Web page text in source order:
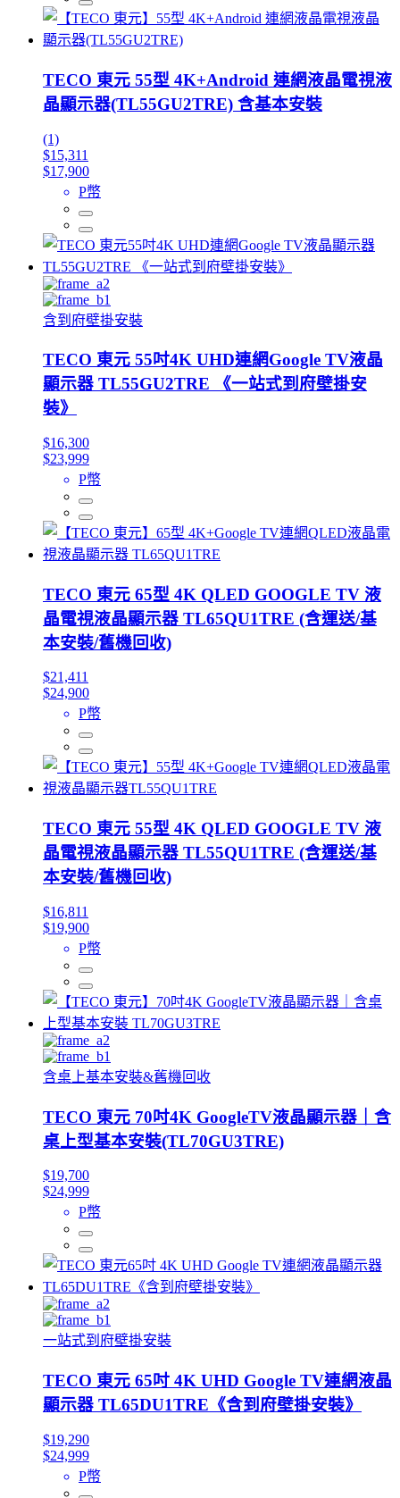
TECO 東元 55型 4K+Android 連網液晶電視液
晶顯示器(TL55GU2TRE) 含基本安裝
(1)
$15,311
$17,900
P幣
含到府壁掛安裝
TECO 東元 55吋4K UHD連網Google TV液晶
顯示器 TL55GU2TRE 《一站式到府壁掛安
裝》
$16,300
$23,999
P幣
TECO 東元 65型 4K QLED GOOGLE TV 液
晶電視液晶顯示器 TL65QU1TRE (含運送/基
本安裝/舊機回收)
$21,411
$24,900
P幣
TECO 東元 55型 4K QLED GOOGLE TV 液
晶電視液晶顯示器 TL55QU1TRE (含運送/基
本安裝/舊機回收)
$16,811
$19,900
P幣
含桌上基本安裝&舊機回收
TECO 東元 70吋4K GoogleTV液晶顯示器｜含
桌上型基本安裝(TL70GU3TRE)
$19,700
$24,999
P幣
一站式到府壁掛安裝
TECO 東元 65吋 4K UHD Google TV連網液晶
顯示器 TL65DU1TRE《含到府壁掛安裝》
$19,290
$24,999
P幣